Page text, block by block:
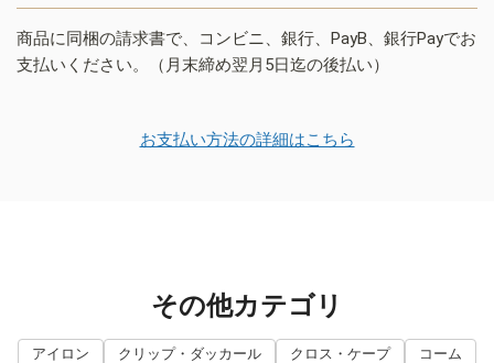
商品に同梱の請求書で、コンビニ、銀行、PayB、銀行Payでお
支払いください。（月末締め翌月5日迄の後払い）
お支払い方法の詳細はこちら
その他カテゴリ
アイロン クリップ・ダッカール クロス・ケープ
コーム